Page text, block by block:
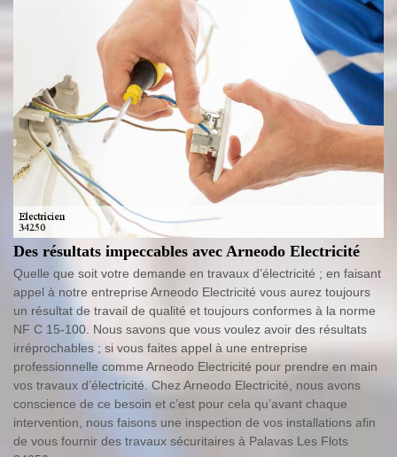
Des résultats impeccables avec Arneodo Electricité
Quelle que soit votre demande en travaux d’électricité ; en faisant
appel à notre entreprise Arneodo Electricité vous aurez toujours
un résultat de travail de qualité et toujours conformes à la norme
NF C 15-100. Nous savons que vous voulez avoir des résultats
irréprochables ; si vous faites appel à une entreprise
professionnelle comme Arneodo Electricité pour prendre en main
vos travaux d’électricité. Chez Arneodo Electricité, nous avons
conscience de ce besoin et c’est pour cela qu’avant chaque
intervention, nous faisons une inspection de vos installations afin
de vous fournir des travaux sécuritaires à Palavas Les Flots